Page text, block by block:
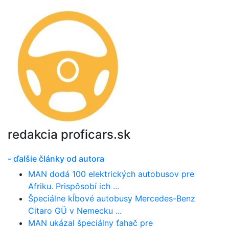
redakcia proficars.sk
- ďalšie články od autora
MAN dodá 100 elektrických autobusov pre
Afriku. Prispôsobí ich ...
Špeciálne kĺbové autobusy Mercedes-Benz
Citaro GÜ v Nemecku ...
MAN ukázal špeciálny ťahač pre